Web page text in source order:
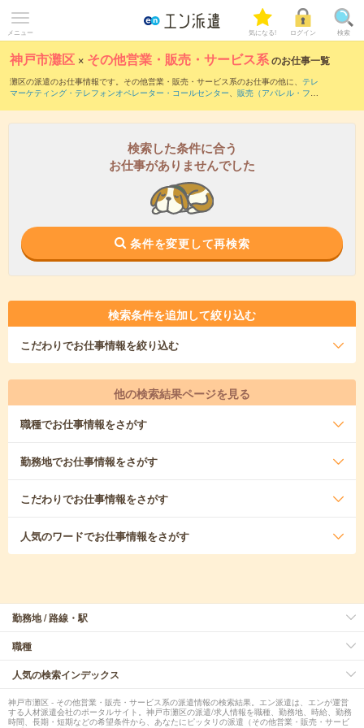
メニュー 気になる! ログイン 検索
神戸市灘区 × その他営業・販売・サービス系のお仕事一覧
灘区の派遣のお仕事情報です。その他営業・販売・サービス系のお仕事の他に、 テレ
マーケティング・テレフォンオペレーター・コールセンター、 販売（アパレル・ファ
けます。
検索した条件に合う
お仕事がありませんでした
条件を変更して再検索
検索条件を追加して絞り込む
こだわりでお仕事情報を絞り込む
他の検索結果ページを見る
職種でお仕事情報をさがす
勤務地でお仕事情報をさがす
こだわりでお仕事情報をさがす
人気のワードでお仕事情報をさがす
勤務地 / 路線・駅
職種
人気の検索インデックス
神戸市灘区 - その他営業・販売・サービス系の派遣情報の検索結果。エン派遣は、エンが運営
する人材派遣会社のポータルサイト。神戸市灘区の派遣/求人情報を職種、勤務地、時給、勤務
時間、長期・短期などの希望条件から、あなたにピッタリの派遣（その他営業・販売・サービ